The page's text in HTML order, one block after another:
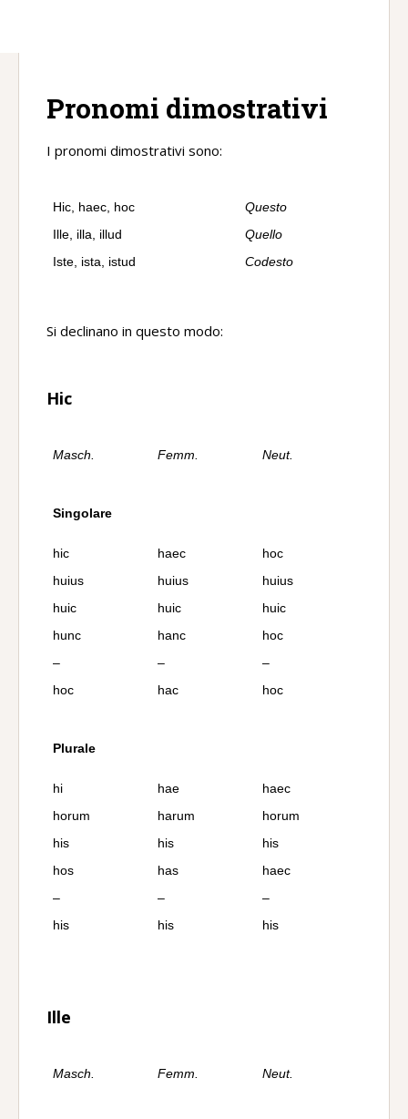
Pronomi dimostrativi
I pronomi dimostrativi sono:
Hic, haec, hoc
Questo
Ille, illa, illud
Quello
Iste, ista, istud
Codesto
Si declinano in questo modo:
Hic
Masch. Femm. Neut.
Singolare
hic haec
hoc
huius
huius
huius
huic
huic
huic
hunc
hanc
hoc
–
–
–
hoc
hac hoc
Plurale
hi hae
haec
horum
harum
horum
his
his
his
hos
has
haec
–
–
–
his
his his
Ille
Masch. Femm. Neut.